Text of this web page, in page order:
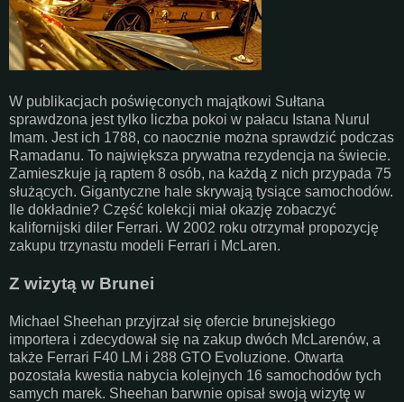
W publikacjach poświęconych majątkowi Sułtana
sprawdzona jest tylko liczba pokoi w pałacu Istana Nurul
Imam. Jest ich 1788, co naocznie można sprawdzić podczas
Ramadanu. To największa prywatna rezydencja na świecie.
Zamieszkuje ją raptem 8 osób, na każdą z nich przypada 75
służących. Gigantyczne hale skrywają tysiące samochodów.
Ile dokładnie? Część kolekcji miał okazję zobaczyć
kalifornijski diler Ferrari. W 2002 roku otrzymał propozycję
zakupu trzynastu modeli Ferrari i McLaren.
Z wizytą w Brunei
Michael Sheehan przyjrzał się ofercie brunejskiego
importera i zdecydował się na zakup dwóch McLarenów, a
także Ferrari F40 LM i 288 GTO Evoluzione. Otwarta
pozostała kwestia nabycia kolejnych 16 samochodów tych
samych marek. Sheehan barwnie opisał swoją wizytę w